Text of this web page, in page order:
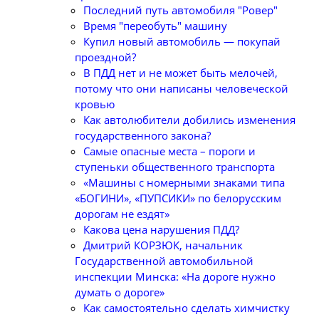
Последний путь автомобиля "Ровер"
Время "переобуть" машину
Купил новый автомобиль — покупай
проездной?
В ПДД нет и не может быть мелочей,
потому что они написаны человеческой
кровью
Как автолюбители добились изменения
государственного закона?
Самые опасные места – пороги и
ступеньки общественного транспорта
«Машины с номерными знаками типа
«БОГИНИ», «ПУПСИКИ» по белорусским
дорогам не ездят»
Какова цена нарушения ПДД?
Дмитрий КОРЗЮК, начальник
Государственной автомобильной
инспекции Минска: «На дороге нужно
думать о дороге»
Как самостоятельно сделать химчистку